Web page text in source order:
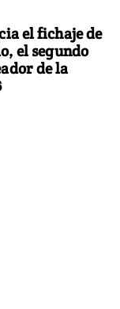
el fichaje de
el segundo
de la